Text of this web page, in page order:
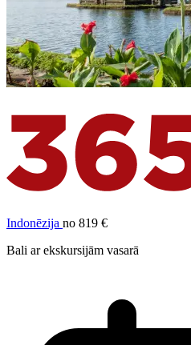
Indonēzija no 819 €
Bali ar ekskursijām vasarā